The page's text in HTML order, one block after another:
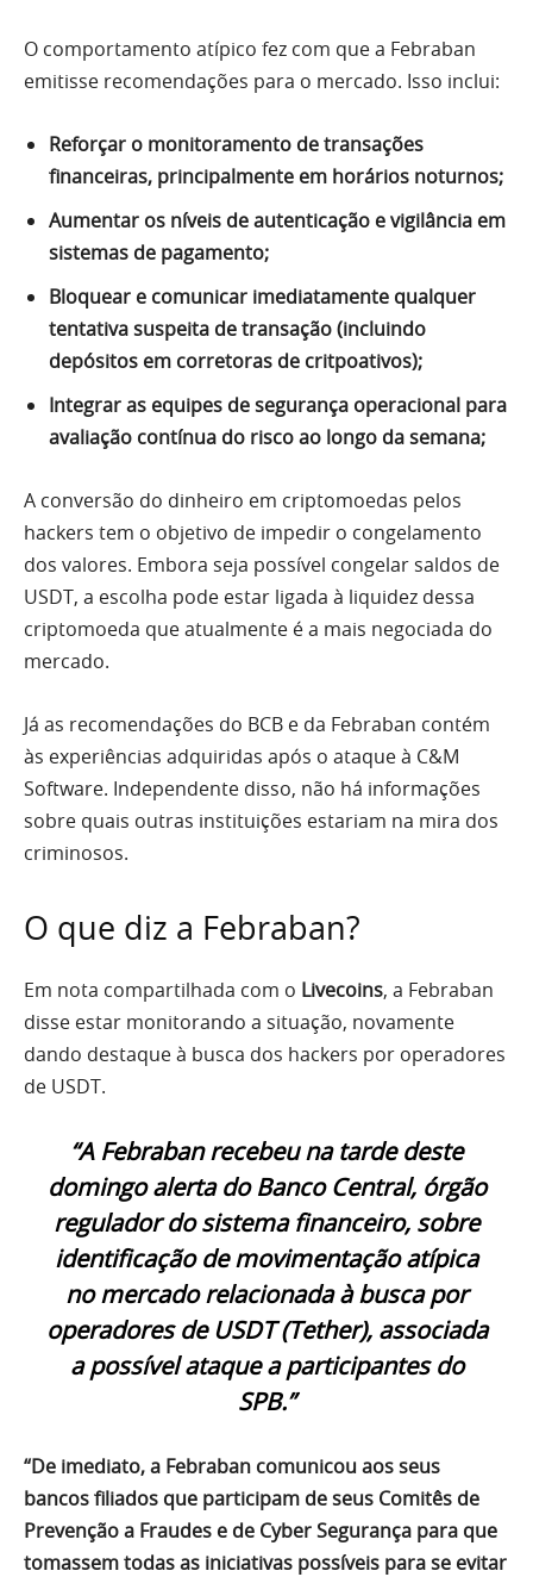
O comportamento atípico fez com que a Febraban
emitisse recomendações para o mercado. Isso inclui:
Reforçar o monitoramento de transações
financeiras, principalmente em horários noturnos;
Aumentar os níveis de autenticação e vigilância em
sistemas de pagamento;
Bloquear e comunicar imediatamente qualquer
tentativa suspeita de transação (incluindo
depósitos em corretoras de critpoativos);
Integrar as equipes de segurança operacional para
avaliação contínua do risco ao longo da semana;
A conversão do dinheiro em criptomoedas pelos
hackers tem o objetivo de impedir o congelamento
dos valores. Embora seja possível congelar saldos de
USDT, a escolha pode estar ligada à liquidez dessa
criptomoeda que atualmente é a mais negociada do
mercado.
Já as recomendações do BCB e da Febraban contém
às experiências adquiridas após o ataque à C&M
Software. Independente disso, não há informações
sobre quais outras instituições estariam na mira dos
criminosos.
O que diz a Febraban?
Em nota compartilhada com o Livecoins, a Febraban
disse estar monitorando a situação, novamente
dando destaque à busca dos hackers por operadores
de USDT.
“A Febraban recebeu na tarde deste
domingo alerta do Banco Central, órgão
regulador do sistema financeiro, sobre
identificação de movimentação atípica
no mercado relacionada à busca por
operadores de USDT (Tether), associada
a possível ataque a participantes do
SPB.”
“De imediato, a Febraban comunicou aos seus
bancos filiados que participam de seus Comitês de
Prevenção a Fraudes e de Cyber Segurança para que
tomassem todas as iniciativas possíveis para se evitar